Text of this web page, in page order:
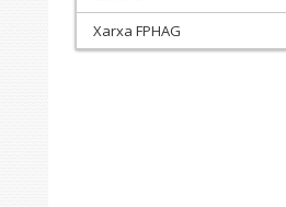
Xarxa FPHAG